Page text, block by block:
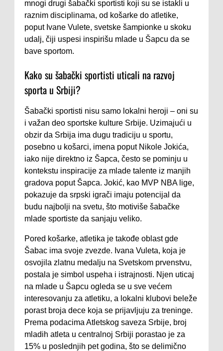
mnogi drugi šabački sportisti koji su se istakli u
raznim disciplinama, od košarke do atletike,
poput Ivane Vulete, svetske šampionke u skoku
udalj, čiji uspesi inspirišu mlade u Šapcu da se
bave sportom.
Kako su šabački sportisti uticali na razvoj
sporta u Srbiji?
Šabački sportisti nisu samo lokalni heroji – oni su
i važan deo sportske kulture Srbije. Uzimajući u
obzir da Srbija ima dugu tradiciju u sportu,
posebno u košarci, imena poput Nikole Jokića,
iako nije direktno iz Šapca, često se pominju u
kontekstu inspiracije za mlade talente iz manjih
gradova poput Šapca. Jokić, kao MVP NBA lige,
pokazuje da srpski igrači imaju potencijal da
budu najbolji na svetu, što motiviše šabačke
mlade sportiste da sanjaju veliko.
Pored košarke, atletika je takođe oblast gde
Šabac ima svoje zvezde. Ivana Vuleta, koja je
osvojila zlatnu medalju na Svetskom prvenstvu,
postala je simbol uspeha i istrajnosti. Njen uticaj
na mlade u Šapcu ogleda se u sve većem
interesovanju za atletiku, a lokalni klubovi beleže
porast broja dece koja se prijavljuju za treninge.
Prema podacima Atletskog saveza Srbije, broj
mladih atleta u centralnoj Srbiji porastao je za
15% u poslednjih pet godina, što se delimično